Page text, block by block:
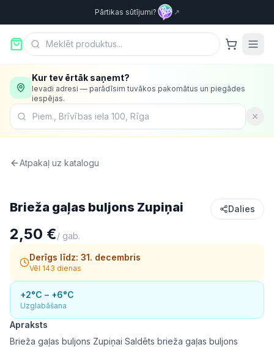
Pārtikas sūtījumi? ↗
Kur tev ērtāk saņemt?
Ievadi adresi — parādīsim tuvākos pakomātus un piegādes
iespējas.
Atpakaļ uz katalogu
Konservi
Brieža gaļas buljons Zupiņai Dalies
2,50 €/ gab.
Derīgs līdz: 31. decembris
Vēl 143 dienas
+2°C – +6°C
Uzglabāšana
Apraksts
Brieža gaļas buljons Zupiņai Saldēts brieža gaļas buljons